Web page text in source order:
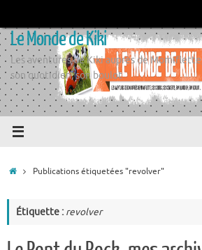
contenu
Le Monde de Kiki
Les aventures de Kiki auprès de
son quotidien, son boulot
AccueilPublications étiquetées "revolver"
Étiquette : revolver